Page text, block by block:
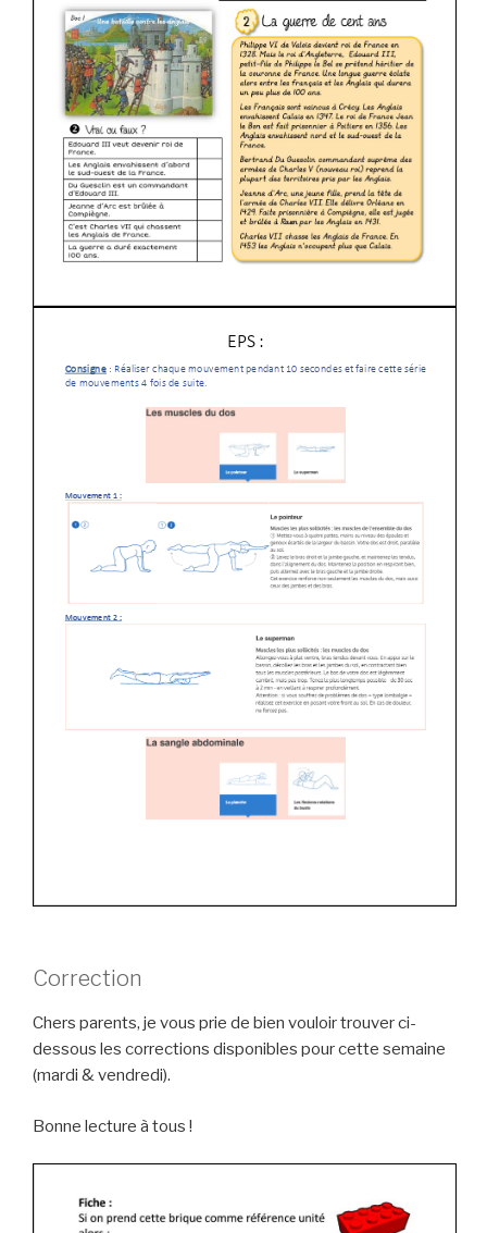
Correction
Chers parents, je vous prie de bien vouloir trouver ci-
dessous les corrections disponibles pour cette semaine
(mardi & vendredi).
Bonne lecture à tous !